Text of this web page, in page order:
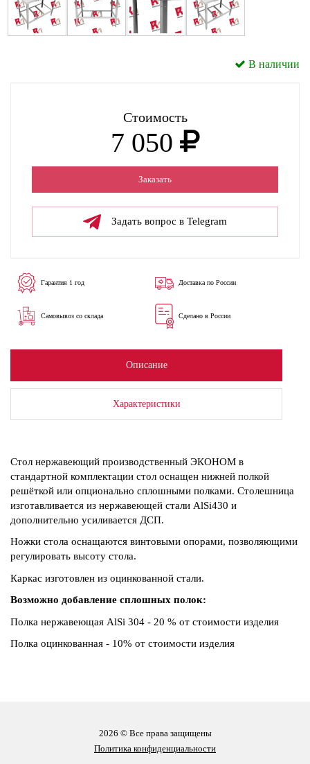
В наличии
Стоимость
7 050
Заказать
Задать вопрос в Telegram
Гарантия 1 год Доставка по России
Самовывоз со склада Сделано в России
Описание
Характеристики
Стол нержавеющий производственный ЭКОНОМ в
стандартной комплектации стол оснащен нижней полкой
решёткой или опционально сплошными полками. Столешница
изготавливается из нержавеющей стали AlSi430 и
дополнительно усиливается ДСП.
Ножки стола оснащаются винтовыми опорами, позволяющими
регулировать высоту стола.
Каркас изготовлен из оцинкованной стали.
Возможно добавление сплошных полок:
Полка нержавеющая AlSi 304 - 20 % от стоимости изделия
Полка оцинкованная - 10% от стоимости изделия
2026 © Все права защищены
Политика конфиденциальности